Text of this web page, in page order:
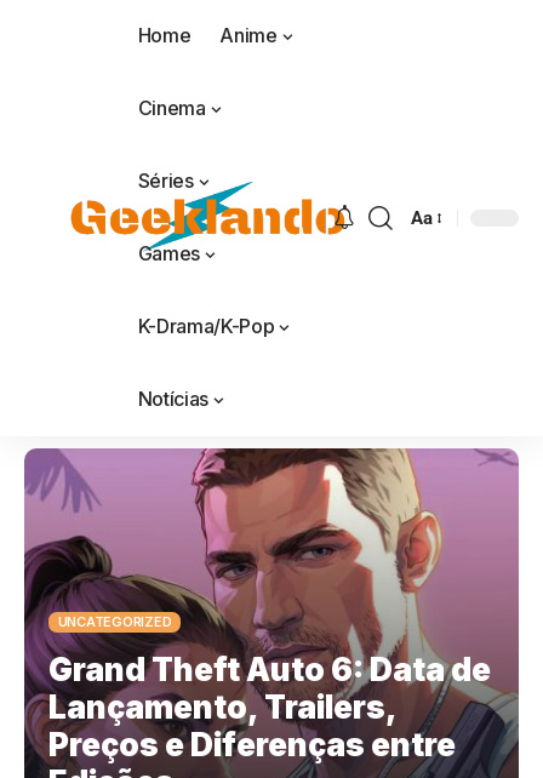
Home Anime
Cinema
Séries
Games
K-Drama/K-Pop
Notícias
Aa
UNCATEGORIZED
Grand Theft Auto 6: Data de
Lançamento, Trailers,
Preços e Diferenças entre